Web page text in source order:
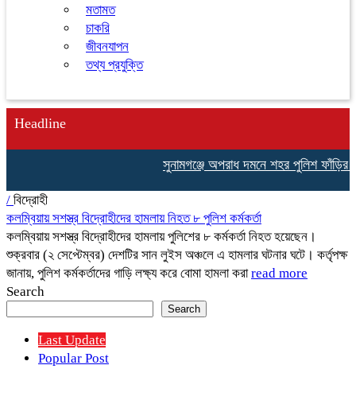
মতামত
চাকরি
জীবনযাপন
তথ্য প্রযুক্তি
Headline
সুনামগঞ্জে অপরাধ দমনে শহর পুলিশ ফাঁড়ির
/ বিদ্রোহী
কলম্বিয়ায় সশস্ত্র বিদ্রোহীদের হামলায় নিহত ৮ পুলিশ কর্মকর্তা
কলম্বিয়ায় সশস্ত্র বিদ্রোহীদের হামলায় পুলিশের ৮ কর্মকর্তা নিহত হয়েছেন।
শুক্রবার (২ সেপ্টেম্বর) দেশটির সান লুইস অঞ্চলে এ হামলার ঘটনার ঘটে। কর্তৃপক্ষ
জানায়, পুলিশ কর্মকর্তাদের গাড়ি লক্ষ্য করে বোমা হামলা করাread more
Search
Search
Last Update
Popular Post